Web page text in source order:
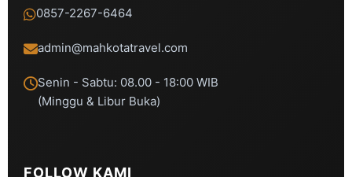
0857-2267-6464
admin@mahkotatravel.com
Senin - Sabtu: 08.00 - 18:00 WIB
(Minggu & Libur Buka)
FOLLOW KAMI